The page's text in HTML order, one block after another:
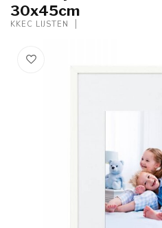
30x45cm
KKEC LIJSTEN